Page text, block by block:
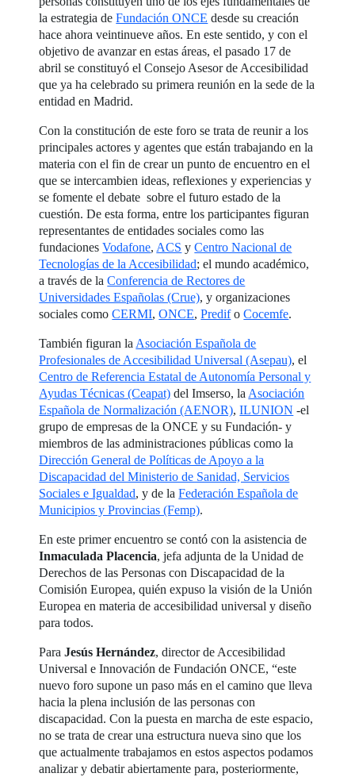
la estrategia deFundación ONCE desde su creación
hace ahora veintinueve años. En este sentido, y con el
objetivo de avanzar en estas áreas, el pasado 17 de
abril se constituyó el Consejo Asesor de Accesibilidad
que ya ha celebrado su primera reunión en la sede de la
entidad en Madrid.
Con la constitución de este foro se trata de reunir a los
principales actores y agentes que están trabajando en la
materia con el fin de crear un punto de encuentro en el
que se intercambien ideas, reflexiones y experiencias y
se fomente el debate sobre el futuro estado de la
cuestión. De esta forma, entre los participantes figuran
representantes de entidades sociales como las
fundacionesVodafone, ACS yCentro Nacional de
Tecnologías de la Accesibilidad; el mundo académico,
a través de laConferencia de Rectores de
Universidades Españolas (Crue), y organizaciones
sociales comoCERMI,ONCE,PredifoCocemfe.
También figuran la Asociación Española de
Profesionales de Accesibilidad Universal (Asepau), el
Centro de Referencia Estatal de Autonomía Personal y
Ayudas Técnicas (Ceapat) del Imserso, la Asociación
Española de Normalización (AENOR),ILUNION -el
grupo de empresas de la ONCE y su Fundación- y
miembros de las administraciones públicas como la
Dirección General de Políticas de Apoyo a la
Discapacidad del Ministerio de Sanidad, Servicios
Sociales e Igualdad, y de laFederación Española de
Municipios y Provincias (Femp).
En este primer encuentro se contó con la asistencia de
Inmaculada Placencia, jefa adjunta de la Unidad de
Derechos de las Personas con Discapacidad de la
Comisión Europea, quién expuso la visión de la Unión
Europea en materia de accesibilidad universal y diseño
para todos.
ParaJesús Hernández, director de Accesibilidad
Universal e Innovación de Fundación ONCE, “este
nuevo foro supone un paso más en el camino que lleva
hacia la plena inclusión de las personas con
discapacidad. Con la puesta en marcha de este espacio,
no se trata de crear una estructura nueva sino que los
que actualmente trabajamos en estos aspectos podamos
analizar y debatir abiertamente para, posteriormente,